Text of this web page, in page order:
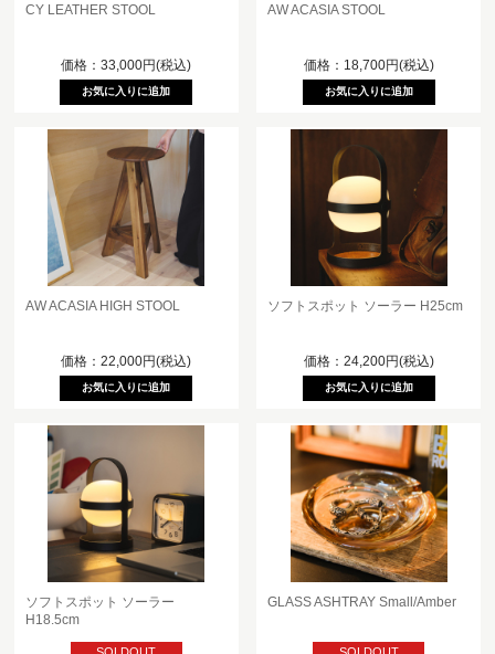
CY LEATHER STOOL
価格：33,000円(税込)
AW ACASIA STOOL
価格：18,700円(税込)
AW ACASIA HIGH STOOL
価格：22,000円(税込)
ソフトスポット ソーラー H25cm
価格：24,200円(税込)
ソフトスポット ソーラー
H18.5cm
SOLDOUT
GLASS ASHTRAY Small/Amber
SOLDOUT